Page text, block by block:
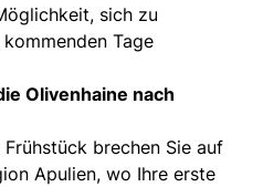
sich zu
Tage
Olivenhaine nach
brechen Sie auf
Apulien, wo Ihre erste